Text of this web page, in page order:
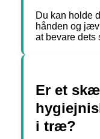
Du kan holde
hånden og
at bevare dets
Er et
i træ?